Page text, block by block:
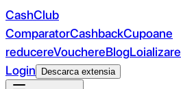
CashClub
ComparatorCashbackCupoane
reducereVouchereBlogLoializare
Login
Descarca extensia